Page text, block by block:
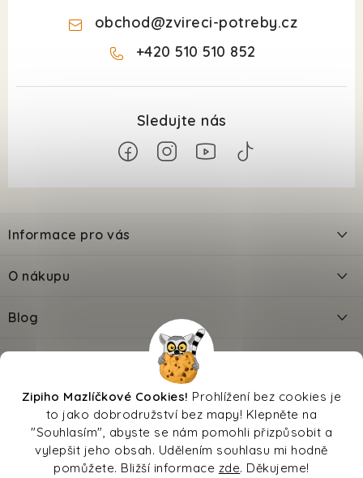
Zipiho Mazlíčkové Cookies! Prohlížení bez cookies je
to jako dobrodružství bez mapy! Klepněte na
"Souhlasím", abyste se nám pomohli přizpůsobit a
vylepšit jeho obsah. Udělením souhlasu mi hodně
pomůžete. Bližší informace zde. Děkujeme!
obchod@zvireci-potreby.cz
+420 510 510 852
p
a
Informace pro vás
Prodejna
O nás
Moje objednávka
Obchodní podmínky
O nákupu
Jak zadat slevový kód?
Reklamace
Vrácení zboží
Ochrana osobních údajů
Blog
Jak krmit psa při průjmu a dostat ho do kondice?
Výbava pro kotě - Checklist
Výbava pro štěně - Checklist
Jedovaté potraviny pro psy a kočky
Zipi® Oblíbené značky
Kalkulačka krmiva
Přechod na nové krmivo Převodník věku
Kalkulačka březosti
Sleva na pojištění
Hodnocení Magazín Affiliate